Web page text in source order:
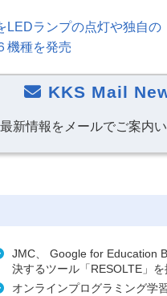
LEDランプの点灯や独自
機種を発売
KKS Mail
新情報をメールでご案内
JMC、 Google for Education
決するツール「RESOLTE」
オンラインプログラミング学